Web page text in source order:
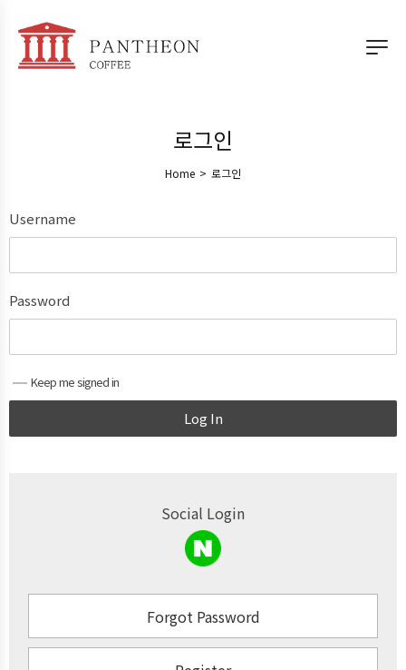
로그인
Home > 로그인
Username
Password
Keep me signed in
Log In
Social Login
Forgot Password